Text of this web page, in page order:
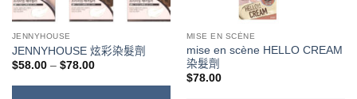
JENNYHOUSE
JENNYHOUSE 炫彩染髮劑
$58.00 – $78.00價
範
MISE EN SCÈNE
mise en scène HELLO CREAM
染髮劑
$78.00